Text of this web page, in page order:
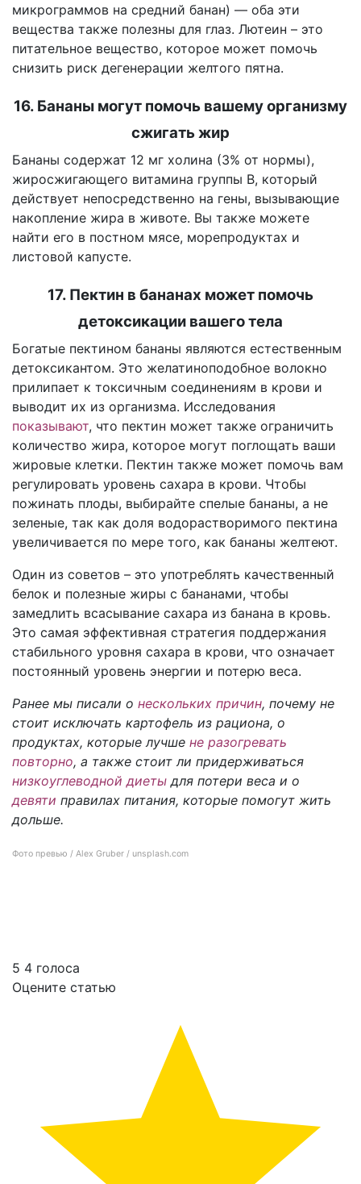
микрограммов на средний банан) — оба эти
вещества также полезны для глаз. Лютеин – это
питательное вещество, которое может помочь
снизить риск дегенерации желтого пятна.
16. Бананы могут помочь вашему организму
сжигать жир
Бананы содержат 12 мг холина (3% от нормы),
жиросжигающего витамина группы В, который
действует непосредственно на гены, вызывающие
накопление жира в животе. Вы также можете
найти его в постном мясе, морепродуктах и
листовой капусте.
17. Пектин в бананах может помочь
детоксикации вашего тела
Богатые пектином бананы являются естественным
детоксикантом. Это желатиноподобное волокно
прилипает к токсичным соединениям в крови и
выводит их из организма. Исследования
показывают, что пектин может также ограничить
количество жира, которое могут поглощать ваши
жировые клетки. Пектин также может помочь вам
регулировать уровень сахара в крови. Чтобы
пожинать плоды, выбирайте спелые бананы, а не
зеленые, так как доля водорастворимого пектина
увеличивается по мере того, как бананы желтеют.
Один из советов – это употреблять качественный
белок и полезные жиры с бананами, чтобы
замедлить всасывание сахара из банана в кровь.
Это самая эффективная стратегия поддержания
стабильного уровня сахара в крови, что означает
постоянный уровень энергии и потерю веса.
Ранее мы писали о нескольких причин, почему не
стоит исключать картофель из рациона, о
продуктах, которые лучше не разогревать
повторно, а также стоит ли придерживаться
низкоуглеводной диеты для потери веса и о
девяти правилах питания, которые помогут жить
дольше.
Фото превью / Alex Gruber / unsplash.com
5 4 голоса
Оцените статью